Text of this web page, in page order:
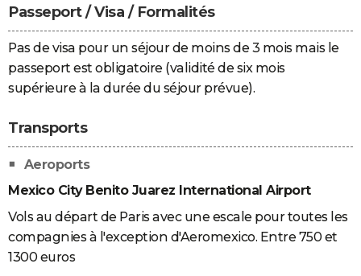
Passeport / Visa / Formalités
Pas de visa pour un séjour de moins de 3 mois mais le
passeport est obligatoire (validité de six mois
supérieure à la durée du séjour prévue).
Transports
Aeroports
Mexico City Benito Juarez International Airport
Vols au départ de Paris avec une escale pour toutes les
compagnies à l'exception d'Aeromexico. Entre 750 et
1300 euros